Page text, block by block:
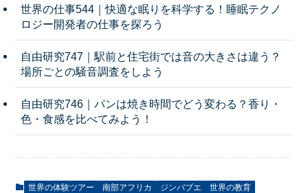
世界の仕事544｜快適な眠りを科学する！睡眠テクノ
ロジー開発者の仕事を探ろう
自由研究747｜駅前と住宅街では音の大きさは違う？
場所ごとの騒音調査をしよう
自由研究746｜パンは焼き時間でどう変わる？香り・
色・食感を比べてみよう！
世界の体験ツアー 南部アフリカ ジンバブエ
世界の教育